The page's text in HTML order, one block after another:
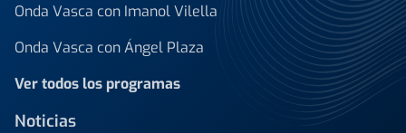
Onda Vasca con Imanol Vilella
Onda Vasca con Ángel Plaza
Ver todos los programas
Noticias